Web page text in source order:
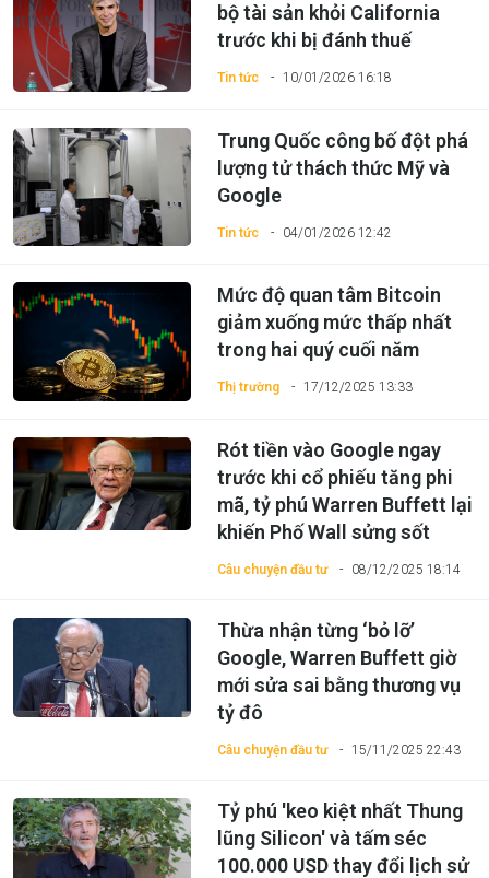
Tin tức 10/01/2026 16:18
bộ tài sản khỏi California
trước khi bị đánh thuế
Tin tức 04/01/2026 12:42
Trung Quốc công bố đột phá
lượng tử thách thức Mỹ và
Google
Thị trường 17/12/2025 13:33
Mức độ quan tâm Bitcoin
giảm xuống mức thấp nhất
trong hai quý cuối năm
Câu chuyện đầu tư 08/12/2025 18:14
Rót tiền vào Google ngay
trước khi cổ phiếu tăng phi
mã, tỷ phú Warren Buffett lại
khiến Phố Wall sửng sốt
Câu chuyện đầu tư 15/11/2025 22:43
Thừa nhận từng ‘bỏ lỡ’
Google, Warren Buffett giờ
mới sửa sai bằng thương vụ
tỷ đô
Tỷ phú 'keo kiệt nhất Thung
lũng Silicon' và tấm séc
100.000 USD thay đổi lịch sử